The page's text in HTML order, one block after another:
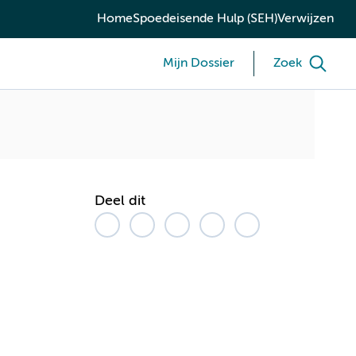
HomeSpoedeisende Hulp (SEH)Verwijzen
Mijn Dossier Zoek
Deel dit